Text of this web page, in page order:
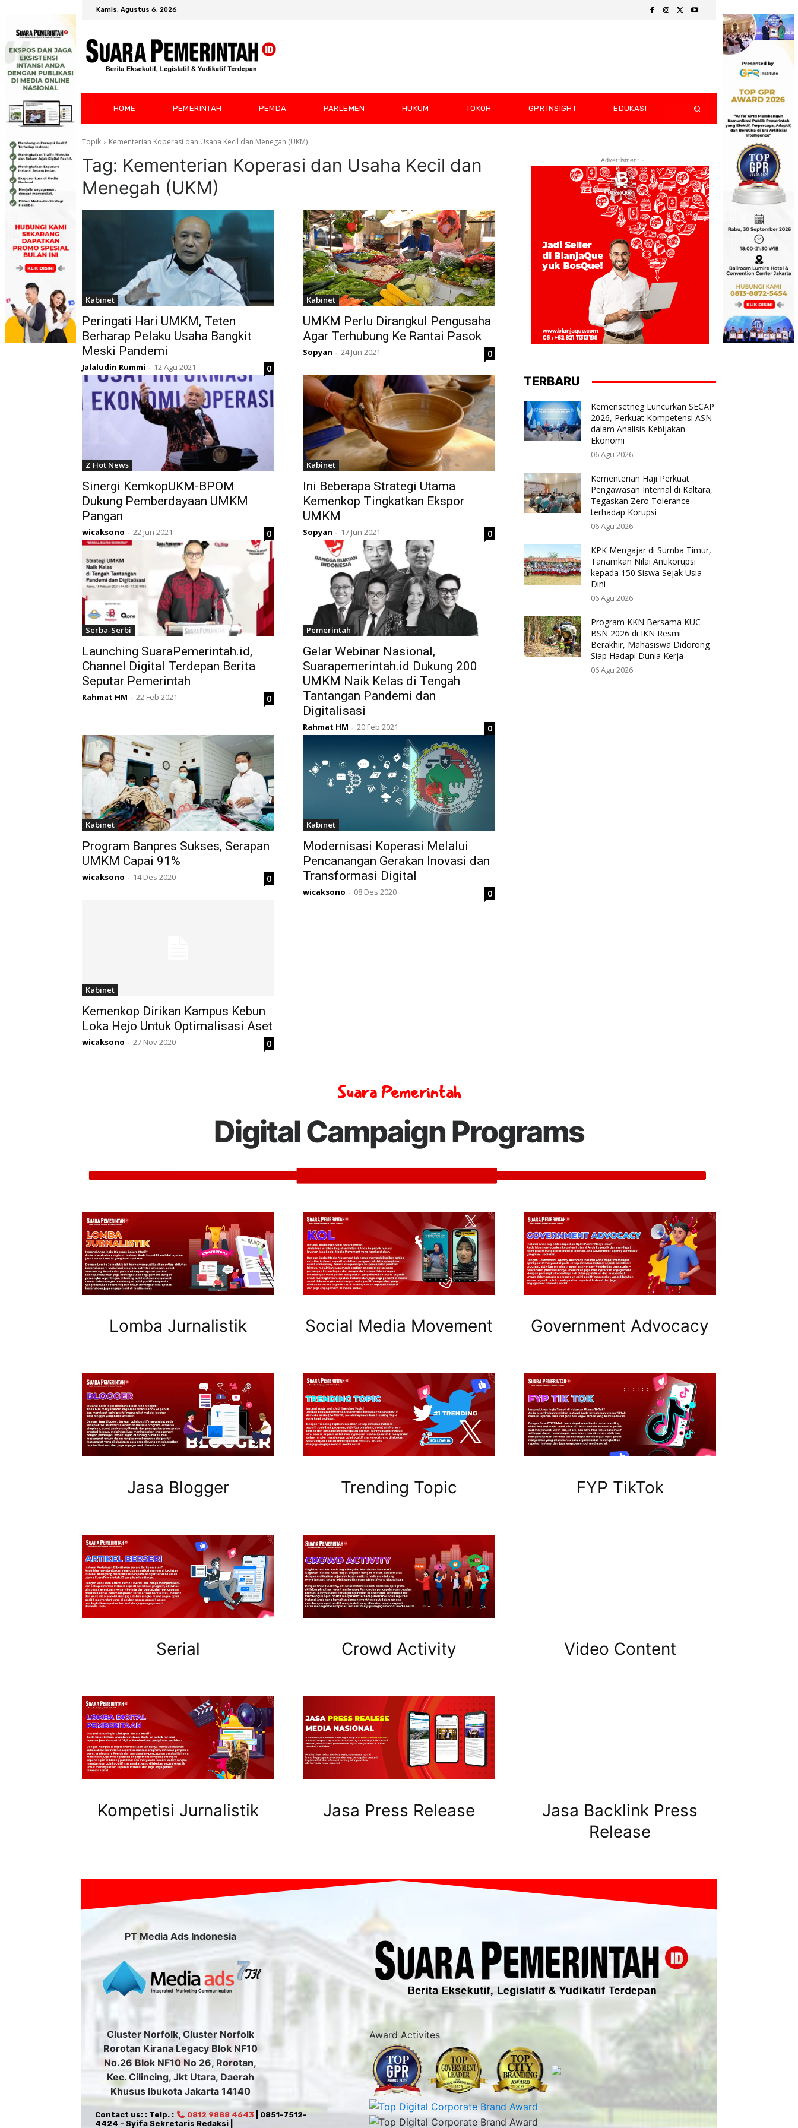
Kamis, Agustus 6, 2026
HOME PEMERINTAH PEMDA PARLEMEN HUKUM TOKOH GPR INSIGHT EDUKASI
Topik Kementerian Koperasi dan Usaha Kecil dan Menegah (UKM)
Tag: Kementerian Koperasi dan Usaha Kecil dan
Menegah (UKM)
Kabinet
Peringati Hari UMKM, Teten
Berharap Pelaku Usaha Bangkit
Meski Pandemi
Jalaludin Rummi - 12 Agu 2021 0
Kabinet
UMKM Perlu Dirangkul Pengusaha
Agar Terhubung Ke Rantai Pasok
Sopyan - 24 Jun 2021 0
Z Hot News
Sinergi KemkopUKM-BPOM
Dukung Pemberdayaan UMKM
Pangan
wicaksono - 22 Jun 2021 0
Kabinet
Ini Beberapa Strategi Utama
Kemenkop Tingkatkan Ekspor
UMKM
Sopyan - 17 Jun 2021 0
Serba-Serbi
Launching SuaraPemerintah.id,
Channel Digital Terdepan Berita
Seputar Pemerintah
Rahmat HM - 22 Feb 2021 0
Pemerintah
Gelar Webinar Nasional,
Suarapemerintah.id Dukung 200
UMKM Naik Kelas di Tengah
Tantangan Pandemi dan
Digitalisasi
Rahmat HM - 20 Feb 2021 0
Kabinet
Program Banpres Sukses, Serapan
UMKM Capai 91%
wicaksono - 14 Des 2020 0
Kabinet
Modernisasi Koperasi Melalui
Pencanangan Gerakan Inovasi dan
Transformasi Digital
wicaksono - 08 Des 2020 0
Kabinet
Kemenkop Dirikan Kampus Kebun
Loka Hejo Untuk Optimalisasi Aset
wicaksono - 27 Nov 2020 0
- Advertisment -
TERBARU
Kemensetneg Luncurkan SECAP
2026, Perkuat Kompetensi ASN
dalam Analisis Kebijakan
Ekonomi
06 Agu 2026
Kementerian Haji Perkuat
Pengawasan Internal di Kaltara,
Tegaskan Zero Tolerance
terhadap Korupsi
06 Agu 2026
KPK Mengajar di Sumba Timur,
Tanamkan Nilai Antikorupsi
kepada 150 Siswa Sejak Usia
Dini
06 Agu 2026
Program KKN Bersama KUC-
BSN 2026 di IKN Resmi
Berakhir, Mahasiswa Didorong
Siap Hadapi Dunia Kerja
06 Agu 2026
Suara Pemerintah
Digital Campaign Programs
Lomba Jurnalistik
Jasa Blogger
Serial
Kompetisi Jurnalistik
Social Media Movement
Trending Topic
Crowd Activity
Jasa Press Release
Government Advocacy
FYP TikTok
Video Content
Jasa Backlink Press
Release
PT Media Ads Indonesia
Cluster Norfolk, Cluster Norfolk
Rorotan Kirana Legacy Blok NF10
No.26 Blok NF10 No 26, Rorotan,
Kec. Cilincing, Jkt Utara, Daerah
Khusus Ibukota Jakarta 14140
Contact us: : Telp. : 0812 9888 4643 | 0851-7512-
4424 - Syifa Sekretaris Redaksi |
Award Activites